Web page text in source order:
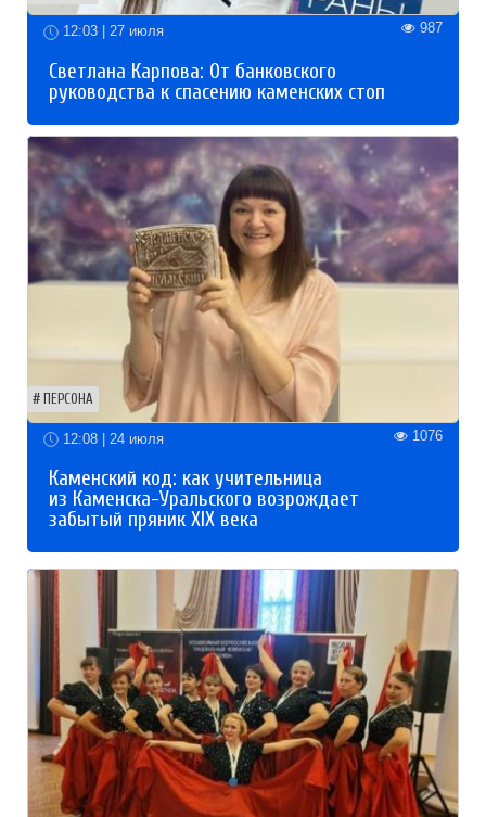
12:03 | 27 июля 987
Светлана Карпова: От банковского
руководства к спасению каменских стоп
ПЕРСОНА
12:08 | 24 июля 1076
Каменский код: как учительница
из Каменска-Уральского возрождает
забытый пряник XIX века